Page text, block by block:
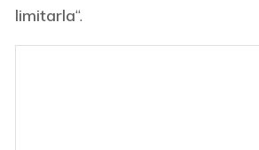
limitarla“.